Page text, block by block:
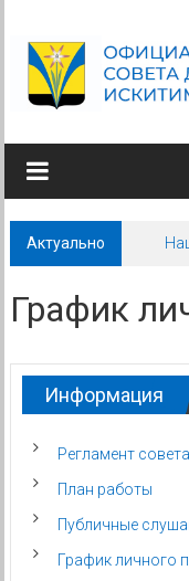
content
СОВЕТ
ИСКИТИМСКОГО
РАЙОНА
НОВОСИБИРСКОЙ
ОБЛАСТИ
Актуально
График
Информация
Регламент
План работы
Публичные
График личного